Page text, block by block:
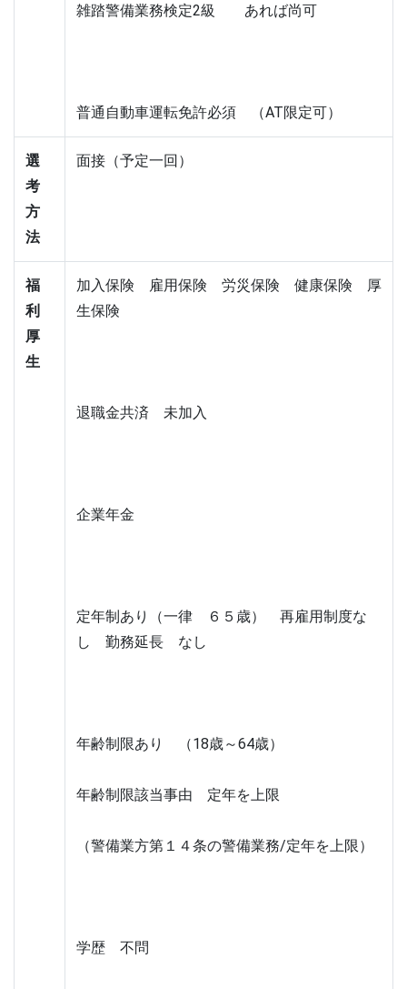
雑踏警備業務検定2級　　あれば尚可
普通自動車運転免許必須　（AT限定可）
選
考
方
法
面接（予定一回）
福
利
厚
生
加入保険　雇用保険　労災保険　健康保険　厚
生保険
退職金共済　未加入
企業年金
定年制あり（一律　６５歳）　再雇用制度な
し　勤務延長　なし
年齢制限あり　（18歳～64歳）
年齢制限該当事由　定年を上限
（警備業方第１４条の警備業務/定年を上限）
学歴　不問